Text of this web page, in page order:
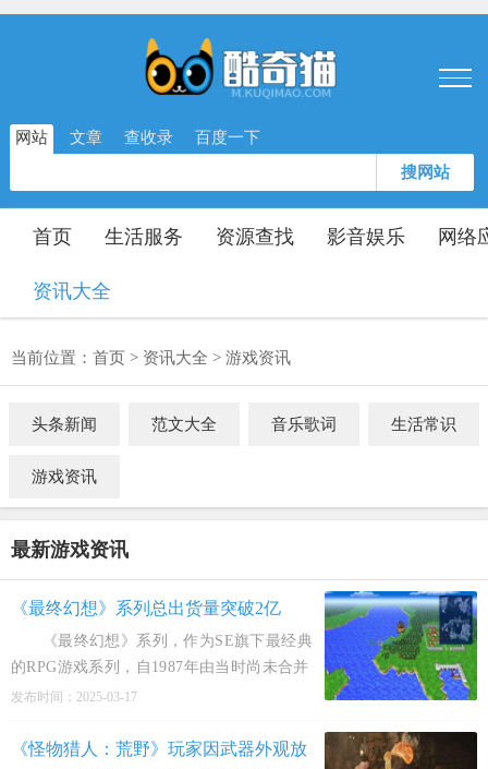
网站 文章 查收录 百度一下
搜网站
首页 生活服务 资源查找 影音娱乐 网络
资讯大全
当前位置： 首页 > 资讯大全 > 游戏资讯
头条新闻 范文大全 音乐歌词 生活常识
游戏资讯
最新游戏资讯
《最终幻想》系列总出货量突破2亿
《最终幻想》系列，作为SE旗下最经典
的RPG游戏系列，自1987年由当时尚未合并
的日本SQUARE公司推出首部作品以来，便
界电子游戏的进化
发布时间：2025-03-17
《怪物猎人：荒野》玩家因武器外观放